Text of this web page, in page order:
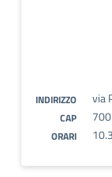
INDIRIZZO via
CAP
ORARI